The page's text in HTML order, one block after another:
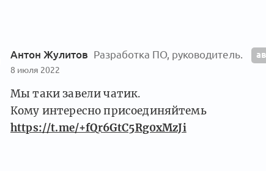
Антон Жулитов Разработка ПО, руководитель.
8 июля 2022
Мы таки завели чатик.
Кому интересно присоединяйтемь
https://t.me/+fQr6GtC5Rg0xMzJi